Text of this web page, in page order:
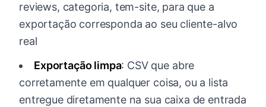
reviews, categoria, tem-site, para que a
exportação corresponda ao seu cliente-alvo
real
Exportação limpa: CSV que abre
corretamente em qualquer coisa, ou a lista
entregue diretamente na sua caixa de entrada